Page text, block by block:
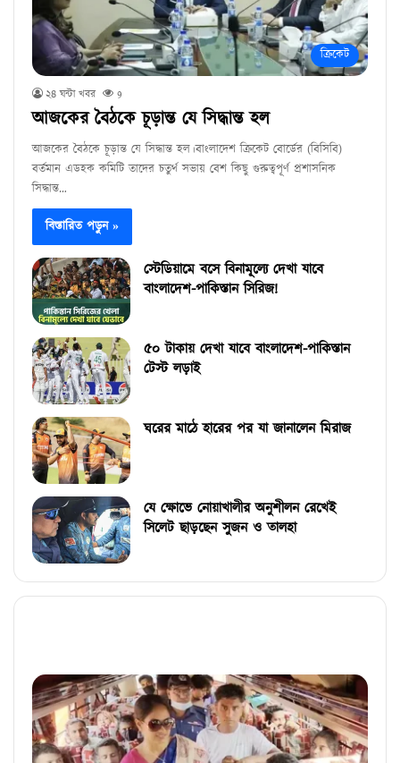
ক্রিকেট
২৪ ঘন্টা খবর 9
আজকের বৈঠকে চূড়ান্ত যে সিদ্ধান্ত হল
আজকের বৈঠকে চূড়ান্ত যে সিদ্ধান্ত হল।বাংলাদেশ ক্রিকেট বোর্ডের (বিসিবি)
বর্তমান এডহক কমিটি তাদের চতুর্থ সভায় বেশ কিছু গুরুত্বপূর্ণ প্রশাসনিক
সিদ্ধান্ত…
বিস্তারিত পড়ুন »
স্টেডিয়ামে বসে বিনামূল্যে দেখা যাবে
বাংলাদেশ-পাকিস্তান সিরিজ!
৫০ টাকায় দেখা যাবে বাংলাদেশ-পাকিস্তান
টেস্ট লড়াই
ঘরের মাঠে হারের পর যা জানালেন মিরাজ
যে ক্ষোভে নোয়াখালীর অনুশীলন রেখেই
সিলেট ছাড়ছেন সুজন ও তালহা